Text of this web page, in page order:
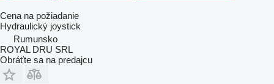
Cena na požiadanie
Hydraulický joystick
Rumunsko
ROYAL DRU SRL
Obráťte sa na predajcu